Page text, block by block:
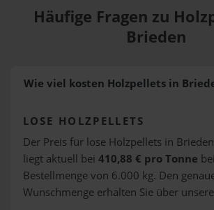
Häufige Fragen zu
Brieden
Wie viel kosten Holzpellets in
LOSE HOLZPELLETS
Der Preis für lose Holzpellets in
liegt aktuell bei 410,88 € pro Tonne
Bestellmenge von 6.000 kg. Den
Wunschmenge erhalten Sie über